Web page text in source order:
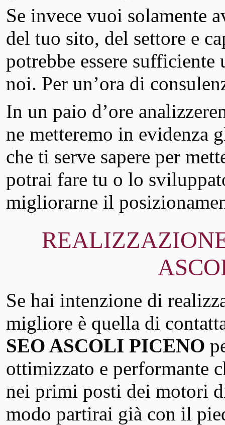
Se invece vuoi solamente
del tuo sito, del settore e
potrebbe essere sufficiente
noi. Per un’ora di
In un paio d’ore
ne metteremo in evidenza
che ti serve sapere per
potrai fare tu o lo
migliorarne il
Se hai intenzione di
migliore è quella di
SEO ASCOLI PICENO
ottimizzato e performante
nei primi posti dei motori
modo partirai già con il